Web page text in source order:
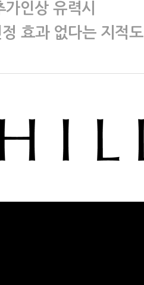
인상 유력시
효과 없다는 지적도